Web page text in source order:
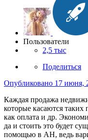
Пользователи
2,5 тыс
Поделиться
Опубликовано 17 июня,
Каждая продажа
которые касаются
как оплата и др.
да и стоить это будет
помощью в АН, ведь